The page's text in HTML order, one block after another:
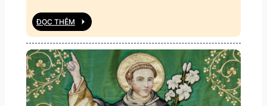
ĐỌC THÊM